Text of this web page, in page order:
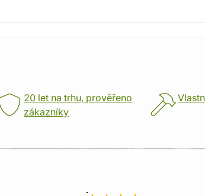
20 let na trhu, prověřeno
zákazníky